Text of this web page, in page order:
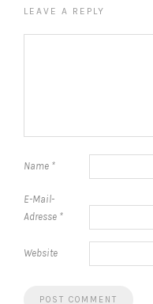
LEAVE A REPLY
Name *
E-Mail-
Adresse *
Website